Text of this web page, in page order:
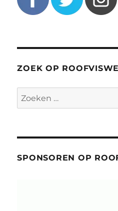
ZOEK OP
Zoeken
naar:
SPONSOREN OP